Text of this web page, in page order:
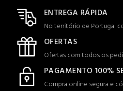
ENTREGA RÁPIDA
No território de Portugal
OFERTAS
Ofertas com todos os
PAGAMENTO 100%
Compra online segura e